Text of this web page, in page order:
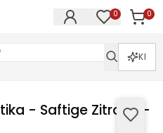
0 0
KI
- Saftige Zitrone -